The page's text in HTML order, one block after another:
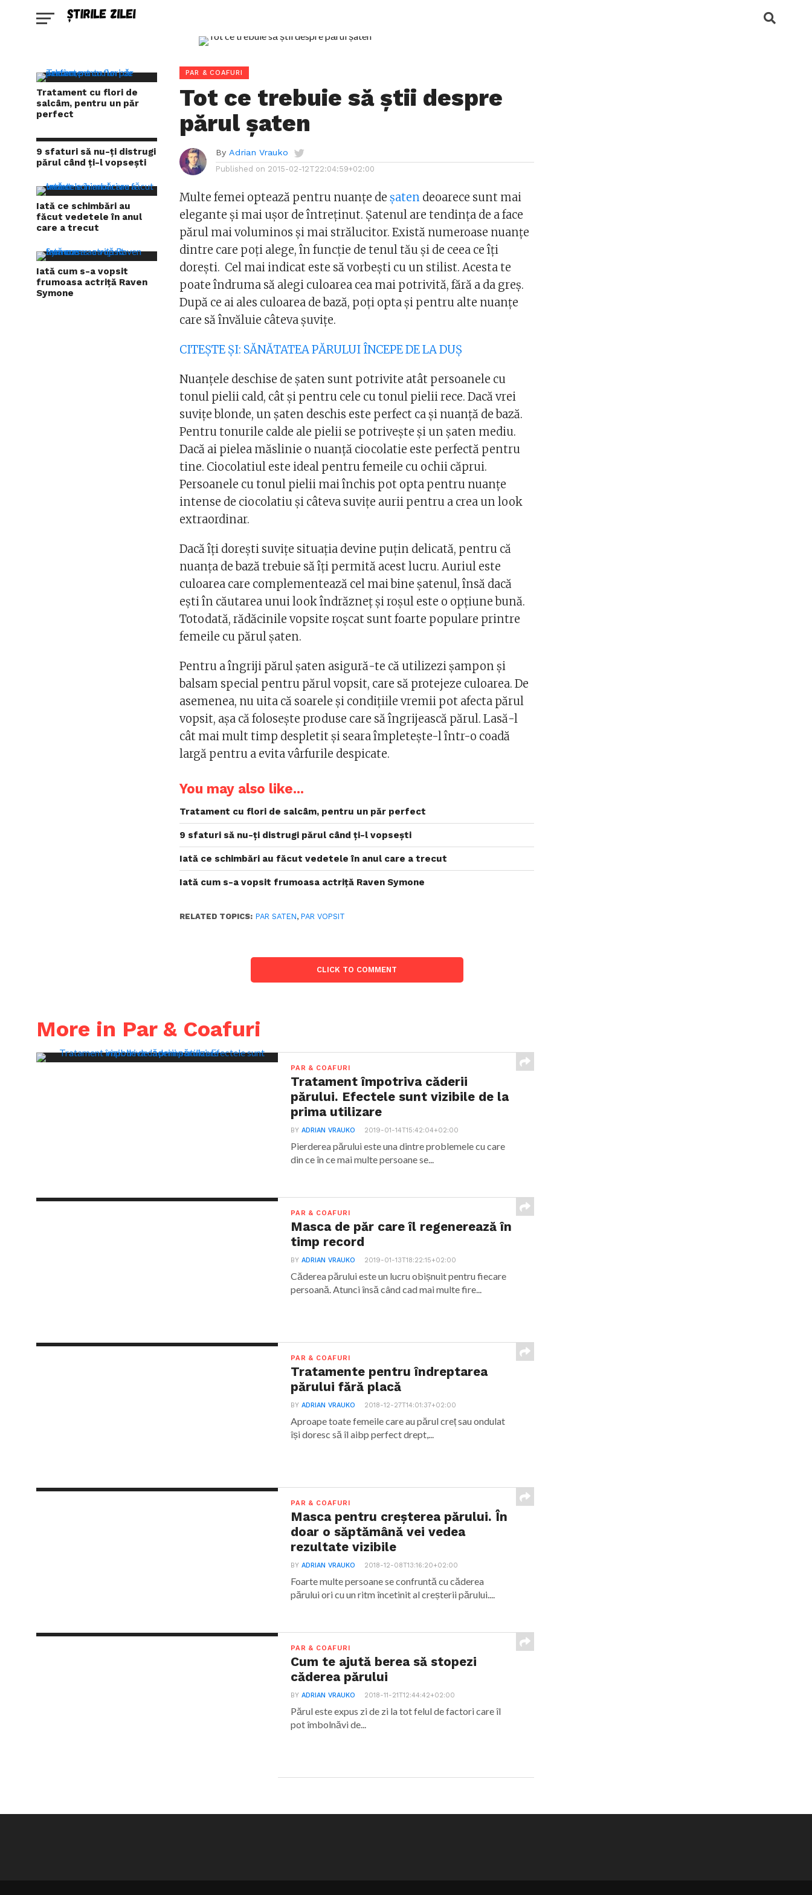
Tratament cu flori de
salcâm, pentru un păr
perfect
9 sfaturi să nu-ți distrugi
părul când ți-l vopsești
Iată ce schimbări au
făcut vedetele în anul
care a trecut
Iată cum s-a vopsit
frumoasa actriță Raven
Symone
PAR & COAFURI
Tot ce trebuie să știi despre
părul șaten
By Adrian Vrauko
Published on 2015-02-12T22:04:59+02:00
Multe femei optează pentru nuanțe deșaten deoarece sunt mai
elegante și mai ușor de întreținut. Șatenul are tendința de a face
părul mai voluminos și mai strălucitor. Există numeroase nuanțe
dintre care poți alege, în funcție de tenul tău și de ceea ce îți
dorești. Cel mai indicat este să vorbești cu un stilist. Acesta te
poate îndruma să alegi culoarea cea mai potrivită, fără a da greș.
După ce ai ales culoarea de bază, poți opta și pentru alte nuanțe
care să învăluie câteva șuvițe.
CITEȘTE ȘI: SĂNĂTATEA PĂRULUI ÎNCEPE DE LA DUȘ
Nuanțele deschise de șaten sunt potrivite atât persoanele cu
tonul pielii cald, cât și pentru cele cu tonul pielii rece. Dacă vrei
suvițe blonde, un șaten deschis este perfect ca și nuanță de bază.
Pentru tonurile calde ale pielii se potrivește și un șaten mediu.
Dacă ai pielea măslinie o nuanță ciocolatie este perfectă pentru
tine. Ciocolatiul este ideal pentru femeile cu ochii căprui.
Persoanele cu tonul pielii mai închis pot opta pentru nuanțe
intense de ciocolatiu și câteva suvițe aurii pentru a crea un look
extraordinar.
Dacă îți dorești suvițe situația devine puțin delicată, pentru că
nuanța de bază trebuie să îți permită acest lucru. Auriul este
culoarea care complementează cel mai bine șatenul, însă dacă
ești în căutarea unui look îndrăzneț și roșul este o opțiune bună.
Totodată, rădăcinile vopsite roșcat sunt foarte populare printre
femeile cu părul șaten.
Pentru a îngriji părul șaten asigură-te că utilizezi șampon și
balsam special pentru părul vopsit, care să protejeze culoarea. De
asemenea, nu uita că soarele și condițiile vremii pot afecta părul
vopsit, așa că folosește produse care să îngrijească părul. Lasă-l
cât mai mult timp despletit și seara împletește-l într-o coadă
largă pentru a evita vârfurile despicate.
You may also like...
Tratament cu flori de salcâm, pentru un păr perfect
9 sfaturi să nu-ți distrugi părul când ți-l vopsești
Iată ce schimbări au făcut vedetele în anul care a trecut
Iată cum s-a vopsit frumoasa actriță Raven Symone
RELATED TOPICS: PAR SATEN,PAR VOPSIT
CLICK TO COMMENT
More in Par & Coafuri
PAR & COAFURI
Tratament împotriva căderii
părului. Efectele sunt vizibile de la
prima utilizare
BYADRIAN VRAUKO 2019-01-14T15:42:04+02:00
Pierderea părului este una dintre problemele cu care
din ce în ce mai multe persoane se...
PAR & COAFURI
Masca de păr care îl regenerează în
timp record
BYADRIAN VRAUKO 2019-01-13T18:22:15+02:00
Căderea părului este un lucru obișnuit pentru fiecare
persoană. Atunci însă când cad mai multe fire...
PAR & COAFURI
Tratamente pentru îndreptarea
părului fără placă
BYADRIAN VRAUKO 2018-12-27T14:01:37+02:00
Aproape toate femeile care au părul creț sau ondulat
își doresc să îl aibp perfect drept,...
PAR & COAFURI
Masca pentru creșterea părului. În
doar o săptămână vei vedea
rezultate vizibile
BYADRIAN VRAUKO 2018-12-08T13:16:20+02:00
Foarte multe persoane se confruntă cu căderea
părului ori cu un ritm încetinit al creșterii părului....
PAR & COAFURI
Cum te ajută berea să stopezi
căderea părului
BYADRIAN VRAUKO 2018-11-21T12:44:42+02:00
Părul este expus zi de zi la tot felul de factori care îl
pot îmbolnăvi de...